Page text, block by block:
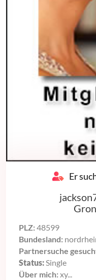
Er
PLZ: 48599
Bundesland:
Partnersuche
Status: Single
Über mich: xy...